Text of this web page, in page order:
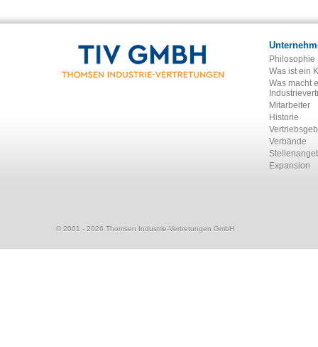
Philosophie
Was ist ein
Was macht
Mitarbeiter
Historie
Verbände
Expansion
© 2001 - 2026 Thomsen Industrie-Vertretungen GmbH